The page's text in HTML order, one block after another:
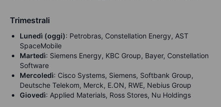
Trimestrali
Lunedì (oggi): Petrobras, Constellation Energy, AST
SpaceMobile
Martedì: Siemens Energy, KBC Group, Bayer, Constellation
Software
Mercoledì: Cisco Systems, Siemens, Softbank Group,
Deutsche Telekom, Merck, E.ON, RWE, Nebius Group
Giovedì: Applied Materials, Ross Stores, Nu Holdings